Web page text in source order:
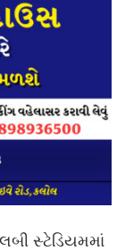
સ્ટેડિયમમાં